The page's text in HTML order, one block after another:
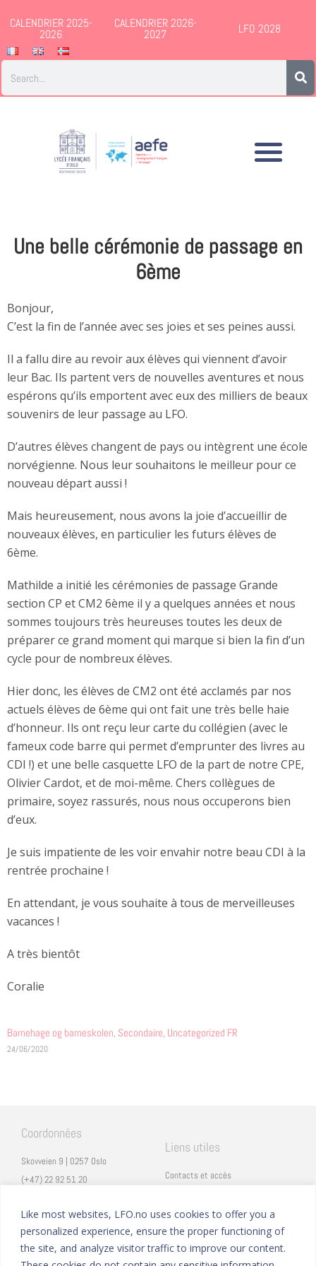
Like most websites, LFO.no uses cookies to offer you a
personalized experience, ensure the proper functioning of
the site, and analyze visitor traffic to improve our content.
CALENDRIER 2025-
2026
CALENDRIER 2026-
2027 LFO 2028
Une belle cérémonie de passage en
6ème
Bonjour,
C’est la fin de l’année avec ses joies et ses peines aussi.
Il a fallu dire au revoir aux élèves qui viennent d’avoir
leur Bac. Ils partent vers de nouvelles aventures et nous
espérons qu’ils emportent avec eux des milliers de beaux
souvenirs de leur passage au LFO.
D’autres élèves changent de pays ou intègrent une école
norvégienne. Nous leur souhaitons le meilleur pour ce
nouveau départ aussi !
Mais heureusement, nous avons la joie d’accueillir de
nouveaux élèves, en particulier les futurs élèves de
6ème.
Mathilde a initié les cérémonies de passage Grande
section CP et CM2 6ème il y a quelques années et nous
sommes toujours très heureuses toutes les deux de
préparer ce grand moment qui marque si bien la fin d’un
cycle pour de nombreux élèves.
Hier donc, les élèves de CM2 ont été acclamés par nos
actuels élèves de 6ème qui ont fait une très belle haie
d’honneur. Ils ont reçu leur carte du collégien (avec le
fameux code barre qui permet d’emprunter des livres au
CDI !) et une belle casquette LFO de la part de notre CPE,
Olivier Cardot, et de moi-même. Chers collègues de
primaire, soyez rassurés, nous nous occuperons bien
d’eux.
Je suis impatiente de les voir envahir notre beau CDI à la
rentrée prochaine !
En attendant, je vous souhaite à tous de merveilleuses
vacances !
A très bientôt
Coralie
Barnehage og barneskolen, Secondaire, Uncategorized FR
24/06/2020
Coordonnées
Skovveien 9 | 0257 Oslo
(+47) 22 92 51 20
Vulkan 11 | 0178 Oslo
Liens utiles
Contacts et accès
Mentions légales
Eduka
ProNote